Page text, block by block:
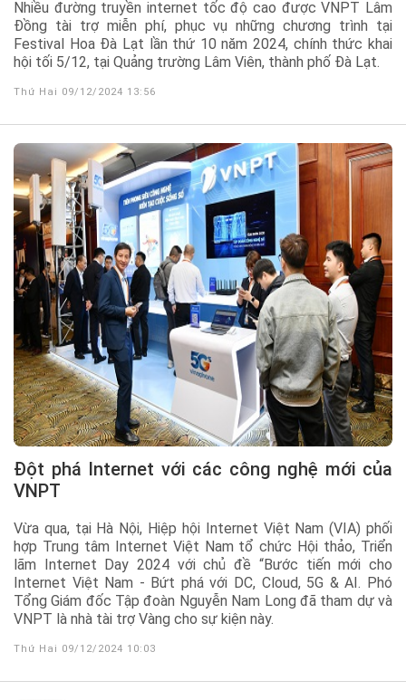
Nhiều đường truyền internet tốc độ cao được VNPT Lâm
Đồng tài trợ miễn phí, phục vụ những chương trình tại
Festival Hoa Đà Lạt lần thứ 10 năm 2024, chính thức khai
hội tối 5/12, tại Quảng trường Lâm Viên, thành phố Đà Lạt.
Thứ Hai 09/12/2024 13:56
Đột phá Internet với các công nghệ mới của
VNPT
Vừa qua, tại Hà Nội, Hiệp hội Internet Việt Nam (VIA) phối
hợp Trung tâm Internet Việt Nam tổ chức Hội thảo, Triển
lãm Internet Day 2024 với chủ đề “Bước tiến mới cho
Internet Việt Nam - Bứt phá với DC, Cloud, 5G & AI. Phó
Tổng Giám đốc Tập đoàn Nguyễn Nam Long đã tham dự và
VNPT là nhà tài trợ Vàng cho sự kiện này.
Thứ Hai 09/12/2024 10:03